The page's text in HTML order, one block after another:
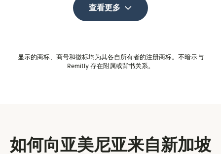
查看更多
显示的商标、商号和徽标均为其各自所有者的注册商标。不暗示与
Remitly 存在附属或背书关系。
如何向亚美尼亚来自新加坡